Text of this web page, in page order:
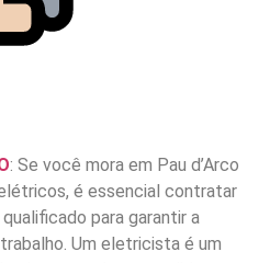
: Se você mora em Pau d’Arco
é essencial contratar
para garantir a
Um eletricista é um